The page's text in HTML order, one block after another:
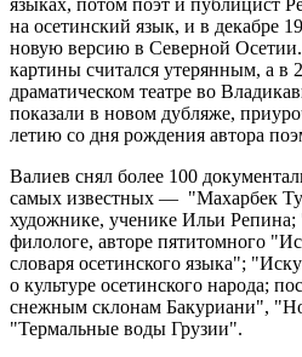
на осетинский язык, и в декабре
новую версию в Северной Осетии.
картины считался утерянным, а в
драматическом театре во
показали в новом дубляже,
летию со дня рождения автора
Валиев снял более 100
самых известных — "Махарбек
художнике, ученике Ильи
филологе, авторе пятитомного
словаря осетинского языка";
о культуре осетинского народа;
снежным склонам Бакуриани",
"Термальные воды Грузии".